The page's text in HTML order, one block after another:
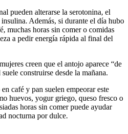
pueden alterarse la serotonina, el
Además, si durante el día hubo
muchas horas sin comer o comidas
a pedir energía rápida al final del
creen que el antojo aparece “de
construirse desde la mañana.
café y pan suelen empeorar este
huevos, yogur griego, queso fresco o
horas sin comer puede ayudar
nocturna por dulce.